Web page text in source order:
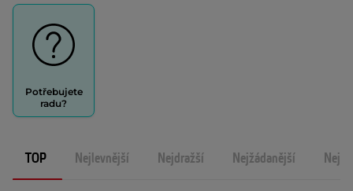
Potřebujete
radu?
TOP Nejlevnější Nejdražší Nejžádanější